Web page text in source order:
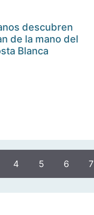
descubren
de la mano del
Blanca
4 5 6 7